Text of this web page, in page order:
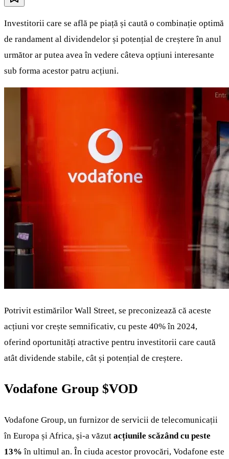
Investitorii care se află pe piață și caută o combinație optimă
de randament al dividendelor și potențial de creștere în anul
următor ar putea avea în vedere câteva opțiuni interesante
sub forma acestor patru acțiuni.
Potrivit estimărilor Wall Street, se preconizează că aceste
acțiuni vor crește semnificativ, cu peste 40% în 2024,
oferind oportunități atractive pentru investitorii care caută
atât dividende stabile, cât și potențial de creștere.
Vodafone Group $VOD
Vodafone Group, un furnizor de servicii de telecomunicații
în Europa și Africa, și-a văzut acțiunile scăzând cu peste
13% în ultimul an. În ciuda acestor provocări, Vodafone este